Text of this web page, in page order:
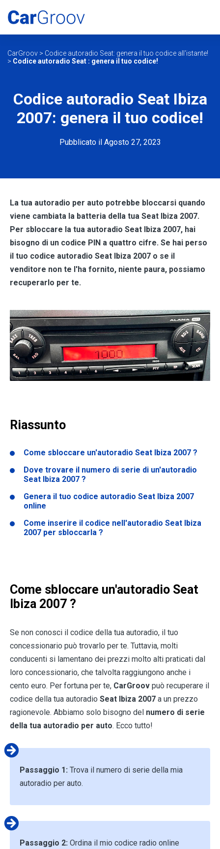
CarGroov > Codice autoradio Seat: genera il tuo codice all'istante!
> Codice autoradio Seat : genera il tuo codice!
Codice autoradio Seat Ibiza
2007: genera il tuo codice!
Pubblicato il Agosto 27, 2023
La tua autoradio per auto potrebbe bloccarsi quando
viene cambiata la batteria della tua Seat Ibiza 2007.
Per sbloccare la tua autoradio Seat Ibiza 2007, hai
bisogno di un codice PIN a quattro cifre. Se hai perso
il tuo codice autoradio Seat Ibiza 2007 o se il
venditore non te l'ha fornito, niente paura, possiamo
recuperarlo per te.
Riassunto
Come sbloccare un'autoradio Seat Ibiza 2007 ?
Dove trovare il numero di serie di un'autoradio
Seat Ibiza 2007 ?
Genera il tuo codice autoradio Seat Ibiza 2007
online
Come inserire il codice nell'autoradio Seat Ibiza
2007 per sbloccarla ?
Come sbloccare un'autoradio Seat
Ibiza 2007 ?
Se non conosci il codice della tua autoradio, il tuo
concessionario può trovarlo per te. Tuttavia, molti
conducenti si lamentano dei prezzi molto alti praticati dal
loro concessionario, che talvolta raggiungono anche i
cento euro. Per fortuna per te, CarGroov può recuperare il
codice della tua autoradio Seat Ibiza 2007 a un prezzo
ragionevole. Abbiamo solo bisogno del numero di serie
della tua autoradio per auto. Ecco tutto!
Passaggio 1: Trova il numero di serie della mia
autoradio per auto.
Passaggio 2: Ordina il mio codice radio online